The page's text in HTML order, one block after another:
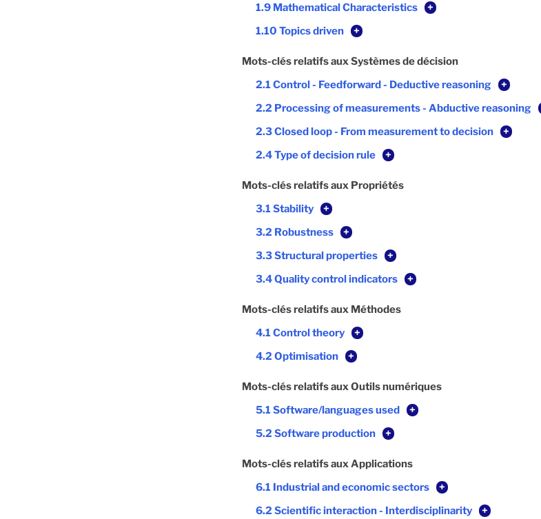
1.9 Mathematical Characteristics
+
1.10 Topics driven
+
Mots-clés relatifs aux Systèmes de décision
2.1 Control - Feedforward - Deductive reasoning
+
2.2 Processing of measurements - Abductive reasoning
2.3 Closed loop - From measurement to decision
+
2.4 Type of decision rule
+
Mots-clés relatifs aux Propriétés
3.1 Stability
+
3.2 Robustness
+
3.3 Structural properties
+
3.4 Quality control indicators
+
Mots-clés relatifs aux Méthodes
4.1 Control theory
+
4.2 Optimisation
+
Mots-clés relatifs aux Outils numériques
5.1 Software/languages used
+
5.2 Software production
+
Mots-clés relatifs aux Applications
6.1 Industrial and economic sectors
+
6.2 Scientific interaction - Interdisciplinarity
+